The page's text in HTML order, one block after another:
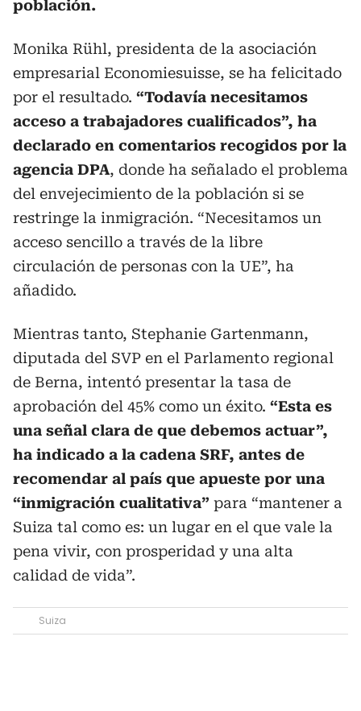
población.
Monika Rühl, presidenta de la asociación
empresarial Economiesuisse, se ha felicitado
por el resultado. “Todavía necesitamos
acceso a trabajadores cualificados”, ha
declarado en comentarios recogidos por la
agencia DPA, donde ha señalado el problema
del envejecimiento de la población si se
restringe la inmigración. “Necesitamos un
acceso sencillo a través de la libre
circulación de personas con la UE”, ha
añadido.
Mientras tanto, Stephanie Gartenmann,
diputada del SVP en el Parlamento regional
de Berna, intentó presentar la tasa de
aprobación del 45% como un éxito. “Esta es
una señal clara de que debemos actuar”,
ha indicado a la cadena SRF, antes de
recomendar al país que apueste por una
“inmigración cualitativa” para “mantener a
Suiza tal como es: un lugar en el que vale la
pena vivir, con prosperidad y una alta
calidad de vida”.
Suiza